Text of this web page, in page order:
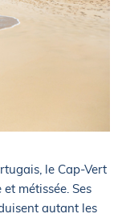
le Cap-Vert
métissée. Ses
autant les